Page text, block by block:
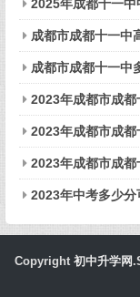
生章程
2025年成都十一
成都市成都十一中
成都市成都十一中
2023年成都市成都
2023年成都市成都
2023年成都市成
变化？
2023年中考多少分
Copyright 初中升学网